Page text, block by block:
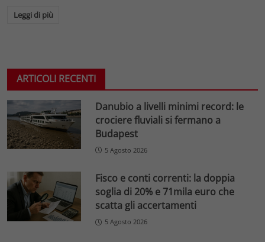
Leggi di più
ARTICOLI RECENTI
Danubio a livelli minimi record: le
crociere fluviali si fermano a
Budapest
5 Agosto 2026
Fisco e conti correnti: la doppia
soglia di 20% e 71mila euro che
scatta gli accertamenti
5 Agosto 2026